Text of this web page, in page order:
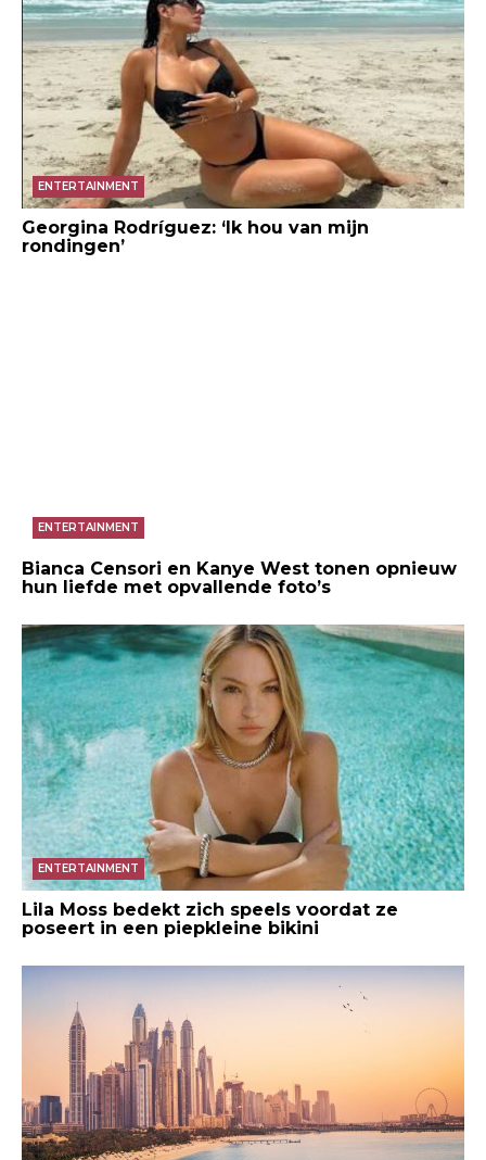
ENTERTAINMENT
Georgina Rodríguez: ‘Ik hou van mijn
rondingen’
ENTERTAINMENT
Bianca Censori en Kanye West tonen opnieuw
hun liefde met opvallende foto’s
ENTERTAINMENT
Lila Moss bedekt zich speels voordat ze
poseert in een piepkleine bikini